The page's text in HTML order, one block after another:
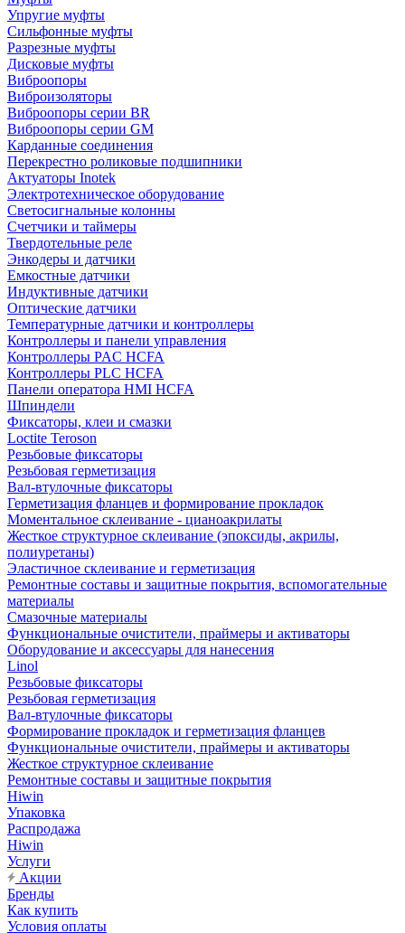
Упругие муфты
Сильфонные муфты
Разрезные муфты
Дисковые муфты
Виброопоры
Виброизоляторы
Виброопоры серии BR
Виброопоры серии GM
Карданные соединения
Перекрестно роликовые подшипники
Актуаторы Inotek
Электротехническое оборудование
Светосигнальные колонны
Счетчики и таймеры
Твердотельные реле
Энкодеры и датчики
Емкостные датчики
Индуктивные датчики
Оптические датчики
Температурные датчики и контроллеры
Контроллеры и панели управления
Контроллеры PAC HCFA
Контроллеры PLC HCFA
Панели оператора HMI HCFA
Шпиндели
Фиксаторы, клеи и смазки
Loctite Teroson
Резьбовые фиксаторы
Резьбовая герметизация
Вал-втулочные фиксаторы
Герметизация фланцев и формирование прокладок
Моментальное склеивание - цианоакрилаты
Жесткое структурное склеивание (эпоксиды, акрилы,
полиуретаны)
Эластичное склеивание и герметизация
Ремонтные составы и защитные покрытия, вспомогательные
материалы
Смазочные материалы
Функциональные очистители, праймеры и активаторы
Оборудование и аксессуары для нанесения
Linol
Резьбовые фиксаторы
Резьбовая герметизация
Вал-втулочные фиксаторы
Формирование прокладок и герметизация фланцев
Функциональные очистители, праймеры и активаторы
Жесткое структурное склеивание
Ремонтные составы и защитные покрытия
Hiwin
Упаковка
Распродажа
Hiwin
Услуги
Акции
Бренды
Как купить
Условия оплаты